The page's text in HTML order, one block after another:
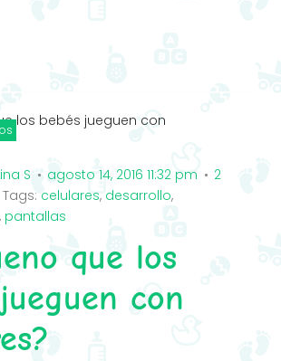
S agosto 14, 2016 11:32 pm
2
Tags: celulares, desarrollo,
, pantallas
que los
con